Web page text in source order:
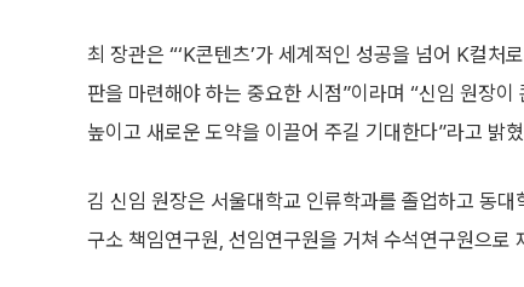
최 장관은 “‘K콘텐츠’가 세계적인 성공을 넘어 K컬처
판을 마련해야 하는 중요한 시점”이라며 “신임 원장
높이고 새로운 도약을 이끌어 주길 기대한다”라고 밝
김 신임 원장은 서울대학교 인류학과를 졸업하고 동
구소 책임연구원, 선임연구원을 거쳐 수석연구원으